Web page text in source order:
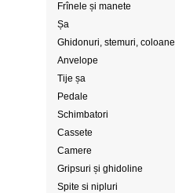
Frînele și manete
Șa
Ghidonuri, stemuri, coloane
de direcție
Anvelope
Tije șa
Pedale
Schimbatori
Cassete
Camere
Gripsuri și ghidoline
Spite si nipluri